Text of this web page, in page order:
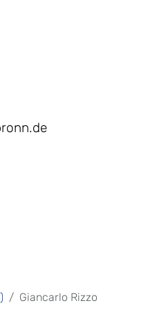
Giancarlo Rizzo